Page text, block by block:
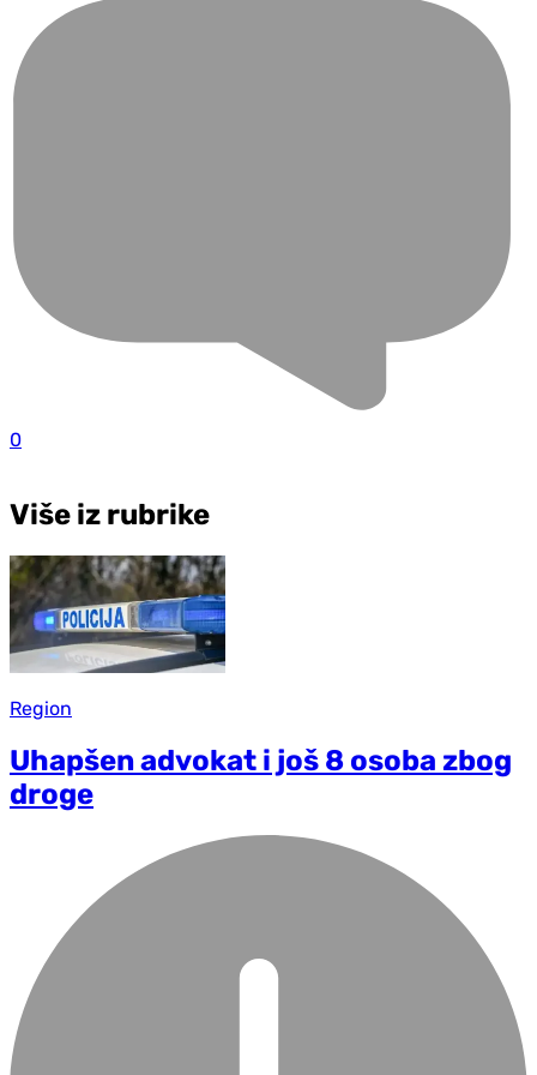
0
Više iz rubrike
Region
Uhapšen advokat i još 8 osoba zbog
droge